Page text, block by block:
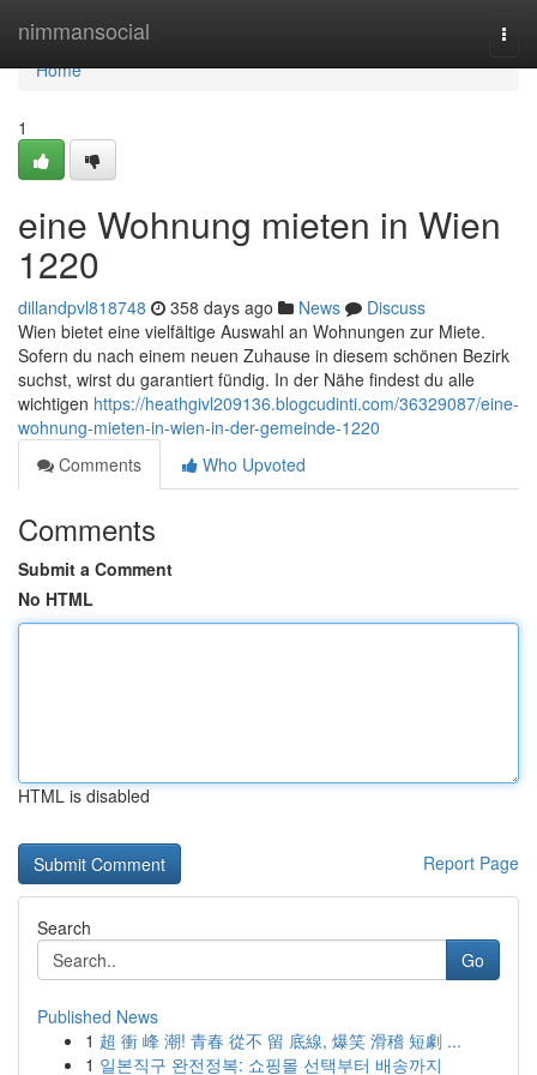
nimmansocial
Home
Home
1
eine Wohnung mieten in Wien
1220
dillandpvl818748 358 days ago News
Discuss
Wien bietet eine vielfältige Auswahl an Wohnungen zur Miete.
Sofern du nach einem neuen Zuhause in diesem schönen Bezirk
suchst, wirst du garantiert fündig. In der Nähe findest du alle
wichtigen https://heathgivl209136.blogcudinti.com/36329087/eine-
wohnung-mieten-in-wien-in-der-gemeinde-1220
Comments
Who Upvoted
Comments
Submit a Comment
No HTML
HTML is disabled
Report Page
Search
Go
Published News
1 超 衝 峰 潮! 青春 從不 留 底線, 爆笑 滑稽 短劇 ...
1 일본직구 완전정복: 쇼핑몰 선택부터 배송까지